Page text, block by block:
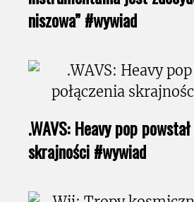
niszowa” #wywiad
.WAVS: Heavy pop
skrajności #wywiad